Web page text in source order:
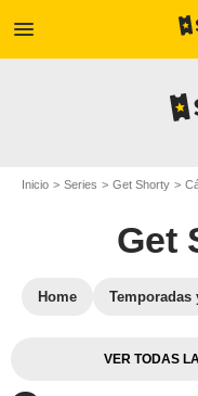
menu
Inicio Series Get Shorty
Get
Home
VER TODAS